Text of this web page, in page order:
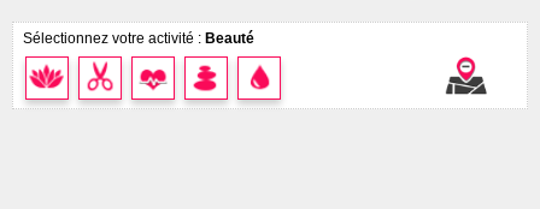
Sélectionnez votre activité : Beauté